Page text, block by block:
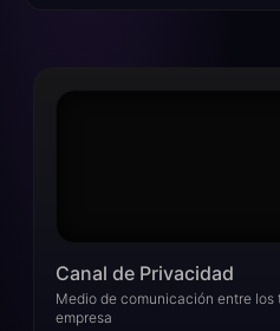
Canal de Privacidad​
Medio de comunicación entre los
empresa